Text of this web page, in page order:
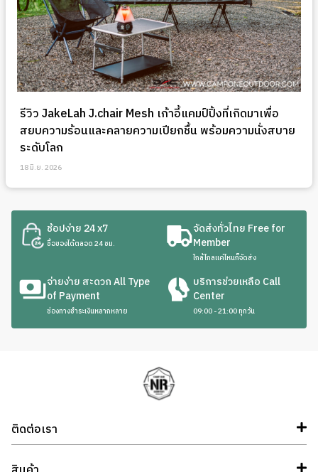
รีวิว JakeLah J.chair Mesh เก้าอี้แคมป์ปิ้งที่เกิดมาเพื่อ
สยบความร้อนและคลายความเปียกชื้น พร้อมความนั่งสบาย
ระดับโลก
18 มิ.ย. 2026
ช้อปง่าย 24 x7
ซื้อของได้ตลอด 24 ชม.
จัดส่งทั่วไทย Free for
Member
ใกล้ไกลแค่ไหนก็จัดส่ง
จ่ายง่าย สะดวก All Type
of Payment
ช่องทางชำระเงินหลากหลาย
บริการช่วยเหลือ Call
Center
09:00 - 21:00 ทุกวัน
ติดต่อเรา